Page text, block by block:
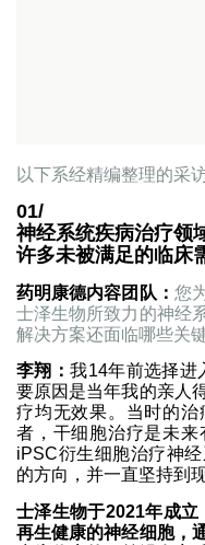
以下系经精编整理的采
01/
神经系统疾病治疗领
许多未被满足的临床
药明康德内容团队： 您
士泽生物所致力的神经
解决方案还面临哪些关
李翔：我14年前选择进
要原因是当年我的亲人
疗均无效果。当时的治
者，干细胞治疗是未来
iPSC衍生细胞治疗神
的方向，并一直坚持到现
士泽生物于2021年成
再生健康的神经细胞，